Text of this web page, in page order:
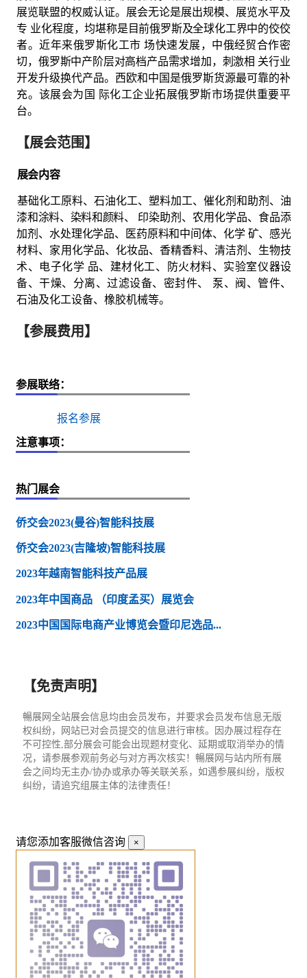
展览联盟的权威认证。展会无论是展出规模、展览水平及
专 业化程度，均堪称是目前俄罗斯及全球化工界中的佼佼
者。近年来俄罗斯化工市 场快速发展，中俄经贸合作密
切，俄罗斯中产阶层对高档产品需求增加，刺激相 关行业
开发升级换代产品。西欧和中国是俄罗斯货源最可靠的补
充。该展会为国
际化工企业拓展俄罗斯市场提供重要平
台。
【展会范围】
展会内容
基础化工原料、石油化工、塑料加工、催化剂和助剂、油
漆和涂料、染料和颜料、
印染助剂、农用化学品、食品添
加剂、水处理化学品、
医药原料和中间体、化学 矿、感光
材料、家用化学品、化妆品、香精香料、清洁剂、生物技
术、
电子化学 品、 建材化工、防火材料、实验室仪器设
备、干燥、分离、过滤设备、密封件、
泵、阀、管件、
石油及化工设备、橡胶机械等。
【参展费用】
参展联络：
报名参展
注意事项：
热门展会
侨交会2023(曼谷)智能科技展
侨交会2023(吉隆坡)智能科技展
2023年越南智能科技产品展
2023年中国商品 （印度孟买）展览会
2023中国国际电商产业博览会暨印尼选品...
【免责声明】
暢展网全站展会信息均由会员发布，并要求会员发布信息无版
权纠纷，网站已对会员提交的信息进行审核。因办展过程存在
不可控性,部分展会可能会出现题材变化、延期或取消举办的情
况，请参展参观前务必与对方再次核实！暢展网与站内所有展
会之间均无主办/协办或承办等关联关系，如遇参展纠纷，版权
纠纷，请追究组展主体的法律责任！
请您添加客服微信咨询 ×